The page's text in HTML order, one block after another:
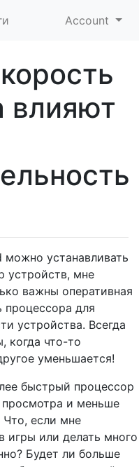
Account
влияют
можно устанавливать
устройств, мне
важны оперативная
процессора для
устройства. Всегда
когда что-то
уменьшается!
быстрый процессор
и меньше
Что, если мне
игры или делать много
Будет ли больше